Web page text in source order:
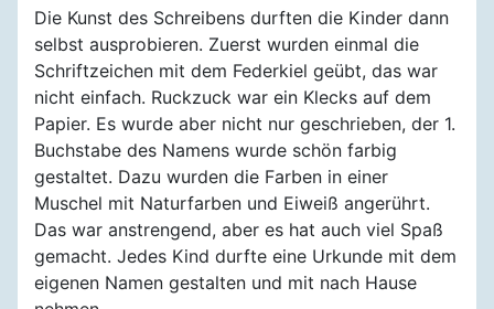
Die Kunst des Schreibens durften die Kinder dann
selbst ausprobieren. Zuerst wurden einmal die
Schriftzeichen mit dem Federkiel geübt, das war
nicht einfach. Ruckzuck war ein Klecks auf dem
Papier. Es wurde aber nicht nur geschrieben, der 1.
Buchstabe des Namens wurde schön farbig
gestaltet. Dazu wurden die Farben in einer
Muschel mit Naturfarben und Eiweiß angerührt.
Das war anstrengend, aber es hat auch viel Spaß
gemacht. Jedes Kind durfte eine Urkunde mit dem
eigenen Namen gestalten und mit nach Hause